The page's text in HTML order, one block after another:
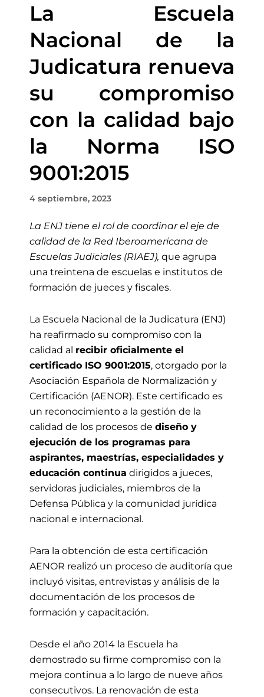
La Escuela
Nacional de la
Judicatura renueva
su compromiso
con la calidad bajo
la Norma ISO
9001:2015
4 septiembre, 2023
La ENJ tiene el rol de coordinar el eje de
calidad de la Red Iberoamericana de
Escuelas Judiciales (RIAEJ), que agrupa
una treintena de escuelas e institutos de
formación de jueces y fiscales.
La Escuela Nacional de la Judicatura (ENJ)
ha reafirmado su compromiso con la
calidad al recibir oficialmente el
certificado ISO 9001:2015, otorgado por la
Asociación Española de Normalización y
Certificación (AENOR). Este certificado es
un reconocimiento a la gestión de la
calidad de los procesos de diseño y
ejecución de los programas para
aspirantes, maestrías, especialidades y
educación continua dirigidos a jueces,
servidoras judiciales, miembros de la
Defensa Pública y la comunidad jurídica
nacional e internacional.
Para la obtención de esta certificación
AENOR realizó un proceso de auditoría que
incluyó visitas, entrevistas y análisis de la
documentación de los procesos de
formación y capacitación.
Desde el año 2014 la Escuela ha
demostrado su firme compromiso con la
mejora continua a lo largo de nueve años
consecutivos. La renovación de esta